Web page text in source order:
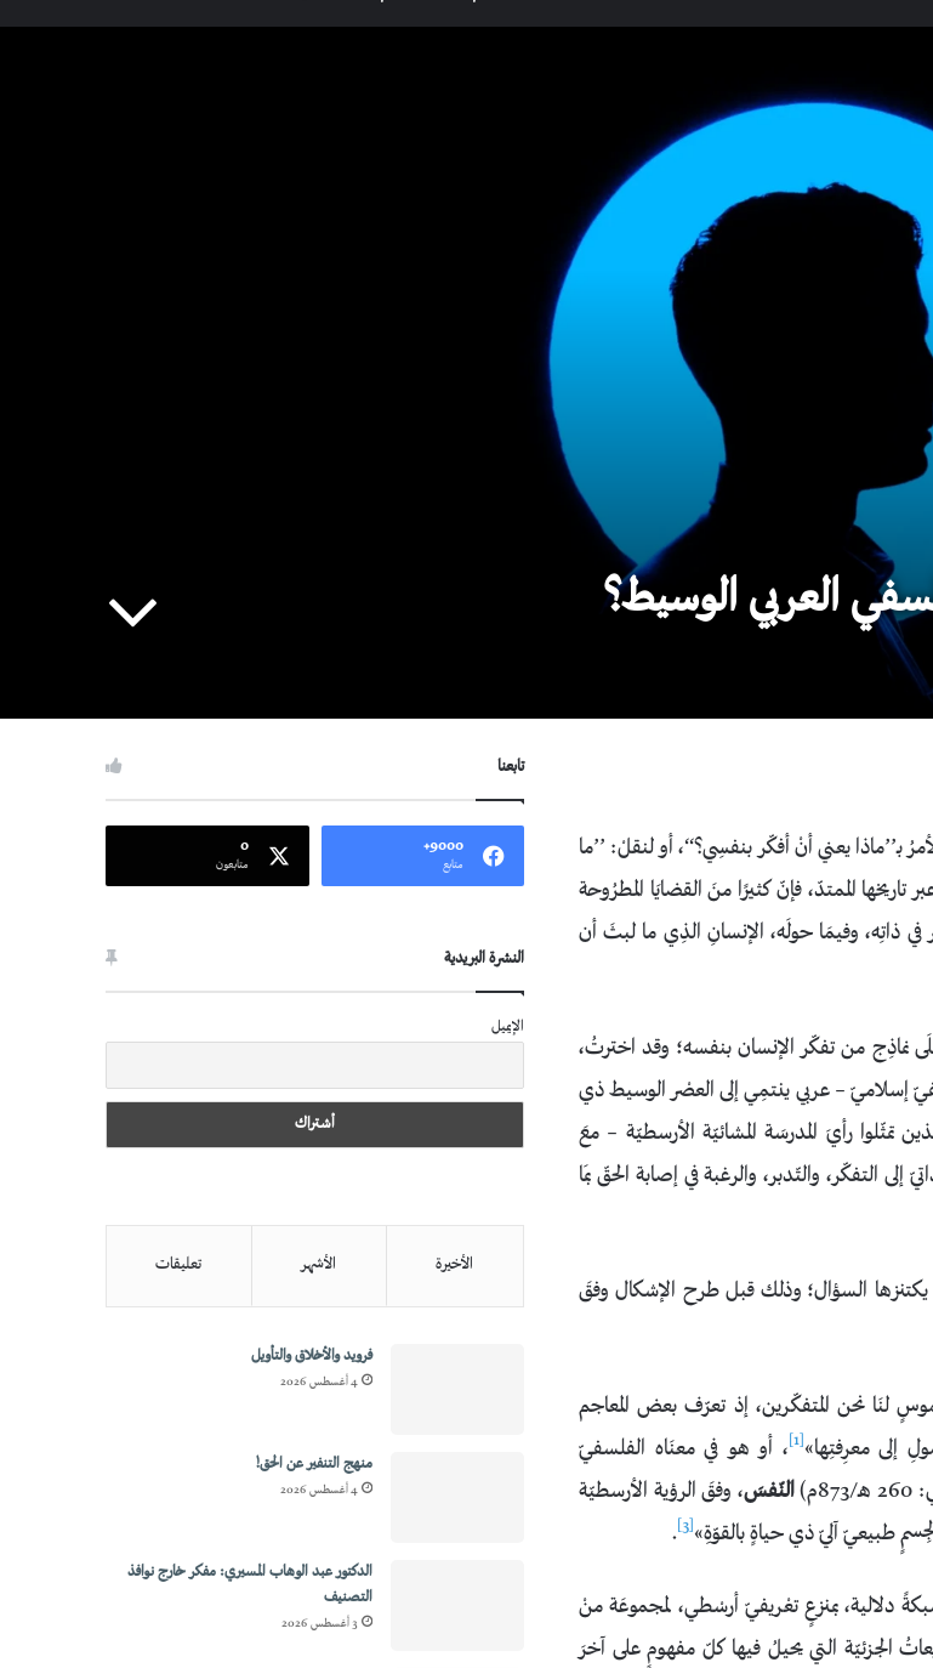
العربي الوسيط؟
بـ’’ماذا يعني أنْ أفكّر بنفسِي؟‘‘، أو لنقلْ: ’’ما
الممتدّ، فإنّ كثيرًا منَ القضايَا المطرُوحة
في ذاتِه، وفيمَا حولَه، الإنسانِ الذِي ما لبثَ أن
نماذِج من تفكّر الإنسان بنفسه؛ وقد اخترتُ،
إسلاميّ – عربي ينتمِي إلى العصْر الوسيط ذي
تمثّلوا رأيَ المدرسَة المشائيّة الأرسطيّة – معَ
والتّدبر، والرغبة في إصابة الحقّ بمَا
يكتنزها السؤال؛ وذلك قبل طرح الإشكال وفقَ
نحن المتفكّرين، إذ تعرّف بعض المعاجم
إلى معرِفتِها»[1] ، أو هو في معنَاه الفلسفيّ
النّفسَ، وفقَ الرؤية الأرسطيّة
طبيعيّ آليّ ذي حياةٍ بالقوّةِ»[3]
.
جابر ابن حيّان (ت. حاولي: 200 هـ/815م) يقيمُ شبكةً دلالية، بمنزعٍ تعْريفيّ أرسْطي، لمجموعَة منْ
الجزئيّة التي يحيلُ فيها كلّ مفهومٍ على آخرَ
تابعنا
9000+
متابع
0
متابعون
النشرة البريدية
الإيميل
الأخيرة الأشهر تعليقات
فرويد والأخلاق والتأويل
4 أغسطس 2026
منهج التنفير عن الحق!
4 أغسطس 2026
الدكتور عبد الوهاب المسيري: مفكر خارج نوافذ
التصنيف
3 أغسطس 2026